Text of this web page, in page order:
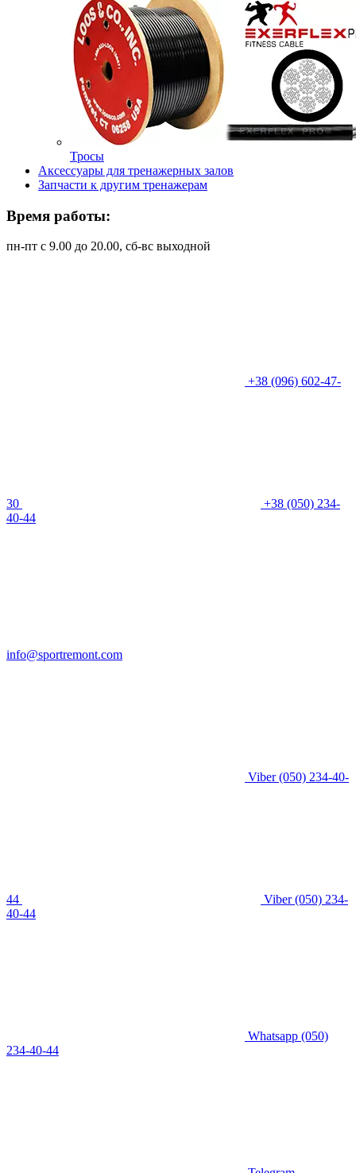
Тросы
Аксессуары для тренажерных залов
Запчасти к другим тренажерам
Время работы:
пн-пт с 9.00 до 20.00, сб-вс выходной
+38 (096) 602-47-
30
+38 (050) 234-
40-44
info@sportremont.com
Viber(050) 234-40-
44 Viber(050) 234-
40-44
Whatsapp (050)
234-40-44